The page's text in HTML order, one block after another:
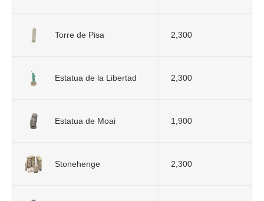
Torre de Pisa 2,300
Estatua de la Libertad 2,300
Estatua de Moai 1,900
Stonehenge 2,300